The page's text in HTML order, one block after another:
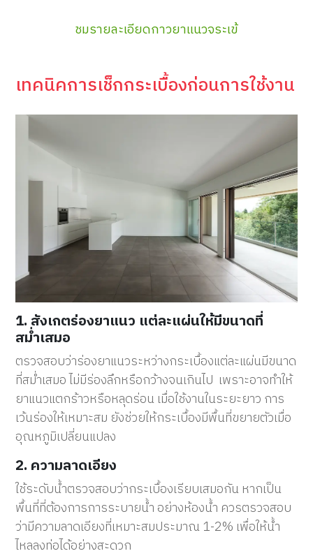
ชมรายละเอียดกาวยาแนวจระเข้
เทคนิคการเช็กกระเบื้องก่อนการใช้งาน
1. สังเกตร่องยาแนว แต่ละแผ่นให้มีขนาดที่
สม่ำเสมอ
ตรวจสอบว่าร่องยาแนวระหว่างกระเบื้องแต่ละแผ่นมีขนาด
ที่สม่ำเสมอ ไม่มีร่องลึกหรือกว้างจนเกินไป เพราะอาจทำให้
ยาแนวแตกร้าวหรือหลุดร่อน เมื่อใช้งานในระยะยาว การ
เว้นร่องให้เหมาะสม ยังช่วยให้กระเบื้องมีพื้นที่ขยายตัวเมื่อ
อุณหภูมิเปลี่ยนแปลง
2. ความลาดเอียง
ใช้ระดับน้ำตรวจสอบว่ากระเบื้องเรียบเสมอกัน หากเป็น
พื้นที่ที่ต้องการการระบายน้ำ อย่างห้องน้ำ ควรตรวจสอบ
ว่ามีความลาดเอียงที่เหมาะสมประมาณ 1-2% เพื่อให้น้ำ
ไหลลงท่อได้อย่างสะดวก